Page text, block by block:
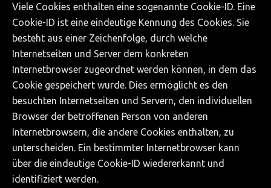
Viele Cookies enthalten eine sogenannte Cookie-ID. Eine
Cookie-ID ist eine eindeutige Kennung des Cookies. Sie
besteht aus einer Zeichenfolge, durch welche
Internetseiten und Server dem konkreten
Internetbrowser zugeordnet werden können, in dem das
Cookie gespeichert wurde. Dies ermöglicht es den
besuchten Internetseiten und Servern, den individuellen
Browser der betroffenen Person von anderen
Internetbrowsern, die andere Cookies enthalten, zu
unterscheiden. Ein bestimmter Internetbrowser kann
über die eindeutige Cookie-ID wiedererkannt und
identifiziert werden.